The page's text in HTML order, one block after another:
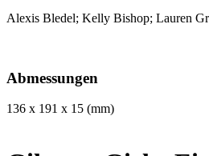
Alexis Bledel; Kelly Bishop; Lauren
Abmessungen
136 x 191 x 15 (mm)